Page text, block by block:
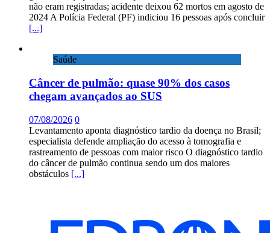
não eram registradas; acidente deixou 62 mortos em agosto de
2024 A Polícia Federal (PF) indiciou 16 pessoas após concluir
[...]
Saúde
Câncer de pulmão: quase 90% dos casos
chegam avançados ao SUS
07/08/2026 0
Levantamento aponta diagnóstico tardio da doença no Brasil;
especialista defende ampliação do acesso à tomografia e
rastreamento de pessoas com maior risco O diagnóstico tardio
do câncer de pulmão continua sendo um dos maiores
obstáculos [...]